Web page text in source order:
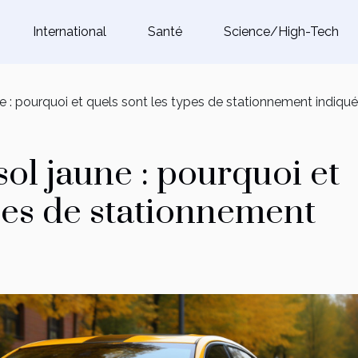
International Santé Science/High-Tech
: pourquoi et quels sont les types de stationnement
jaune : pourquoi et
de stationnement